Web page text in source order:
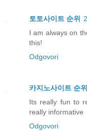
토토사이트 순위
I am always on
this!
Odgovori
카지노사이트 순위
Its really fun to
really informative
Odgovori